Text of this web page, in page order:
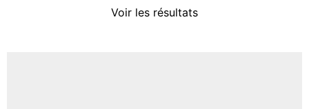
Voir les résultats